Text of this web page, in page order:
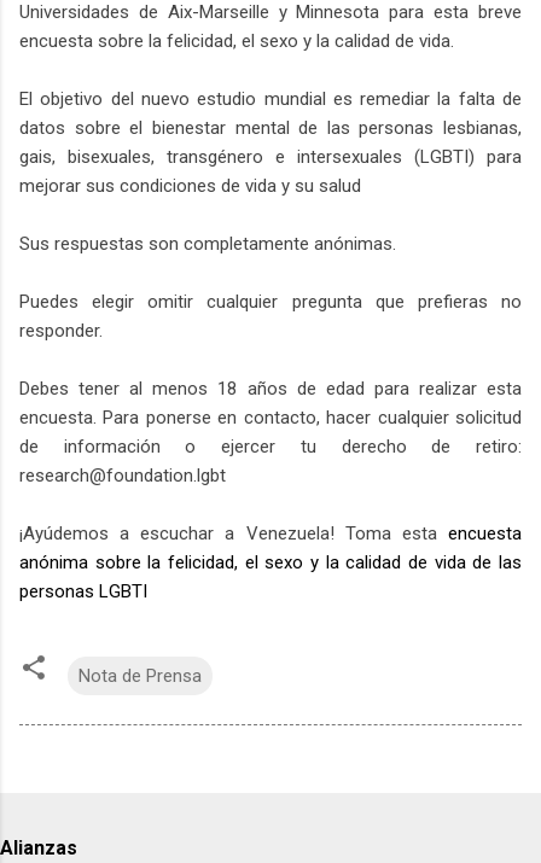
Universidades de Aix-Marseille y Minnesota para esta breve
encuesta sobre la felicidad, el sexo y la calidad de vida.
El objetivo del nuevo estudio mundial es remediar la falta de
datos sobre el bienestar mental de las personas lesbianas,
gais, bisexuales, transgénero e intersexuales (LGBTI) para
mejorar sus condiciones de vida y su salud
Sus respuestas son completamente anónimas.
Puedes elegir omitir cualquier pregunta que prefieras no
responder.
Debes tener al menos 18 años de edad para realizar esta
encuesta. Para ponerse en contacto, hacer cualquier solicitud
de información o ejercer tu derecho de retiro:
research@foundation.lgbt
¡Ayúdemos a escuchar a Venezuela! Toma esta encuesta
anónima sobre la felicidad, el sexo y la calidad de vida de las
personas LGBTI
Nota de Prensa
Alianzas